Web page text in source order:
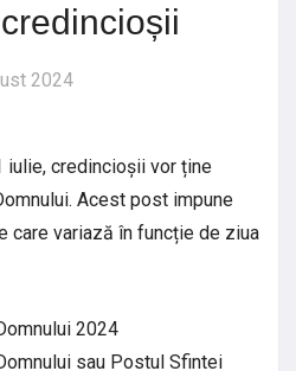
2024
iulie, credincioșii vor ține
Acest post impune
care variază în funcție de ziua
2024
sau Postul Sfintei